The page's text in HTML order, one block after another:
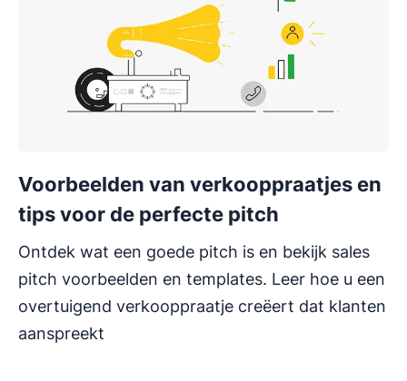
Voorbeelden van verkooppraatjes en
tips voor de perfecte pitch
Ontdek wat een goede pitch is en bekijk sales
pitch voorbeelden en templates. Leer hoe u een
overtuigend verkooppraatje creëert dat klanten
aanspreekt